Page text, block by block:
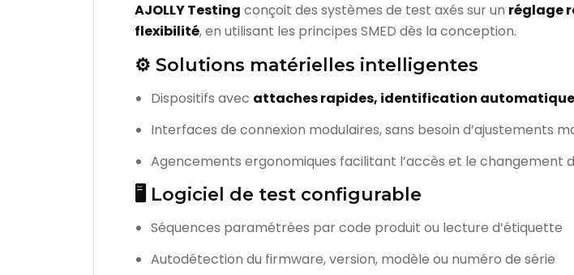
AJOLLY Testing conçoit des systèmes de test axés sur un réglage
flexibilité, en utilisant les principes SMED dès la conception.
⚙️ Solutions matérielles intelligentes
Dispositifs avec attaches rapides, identification automatique
Interfaces de connexion modulaires, sans besoin d’ajustements
Agencements ergonomiques facilitant l’accès et le changement
🖥️ Logiciel de test configurable
Séquences paramétrées par code produit ou lecture d’étiquette
Autodétection du firmware, version, modèle ou numéro de série